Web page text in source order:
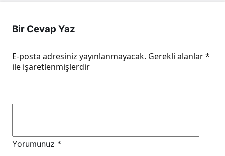
Bir Cevap Yaz
E-posta adresiniz yayınlanmayacak. Gerekli alanlar*
ile işaretlenmişlerdir
Yorumunuz *